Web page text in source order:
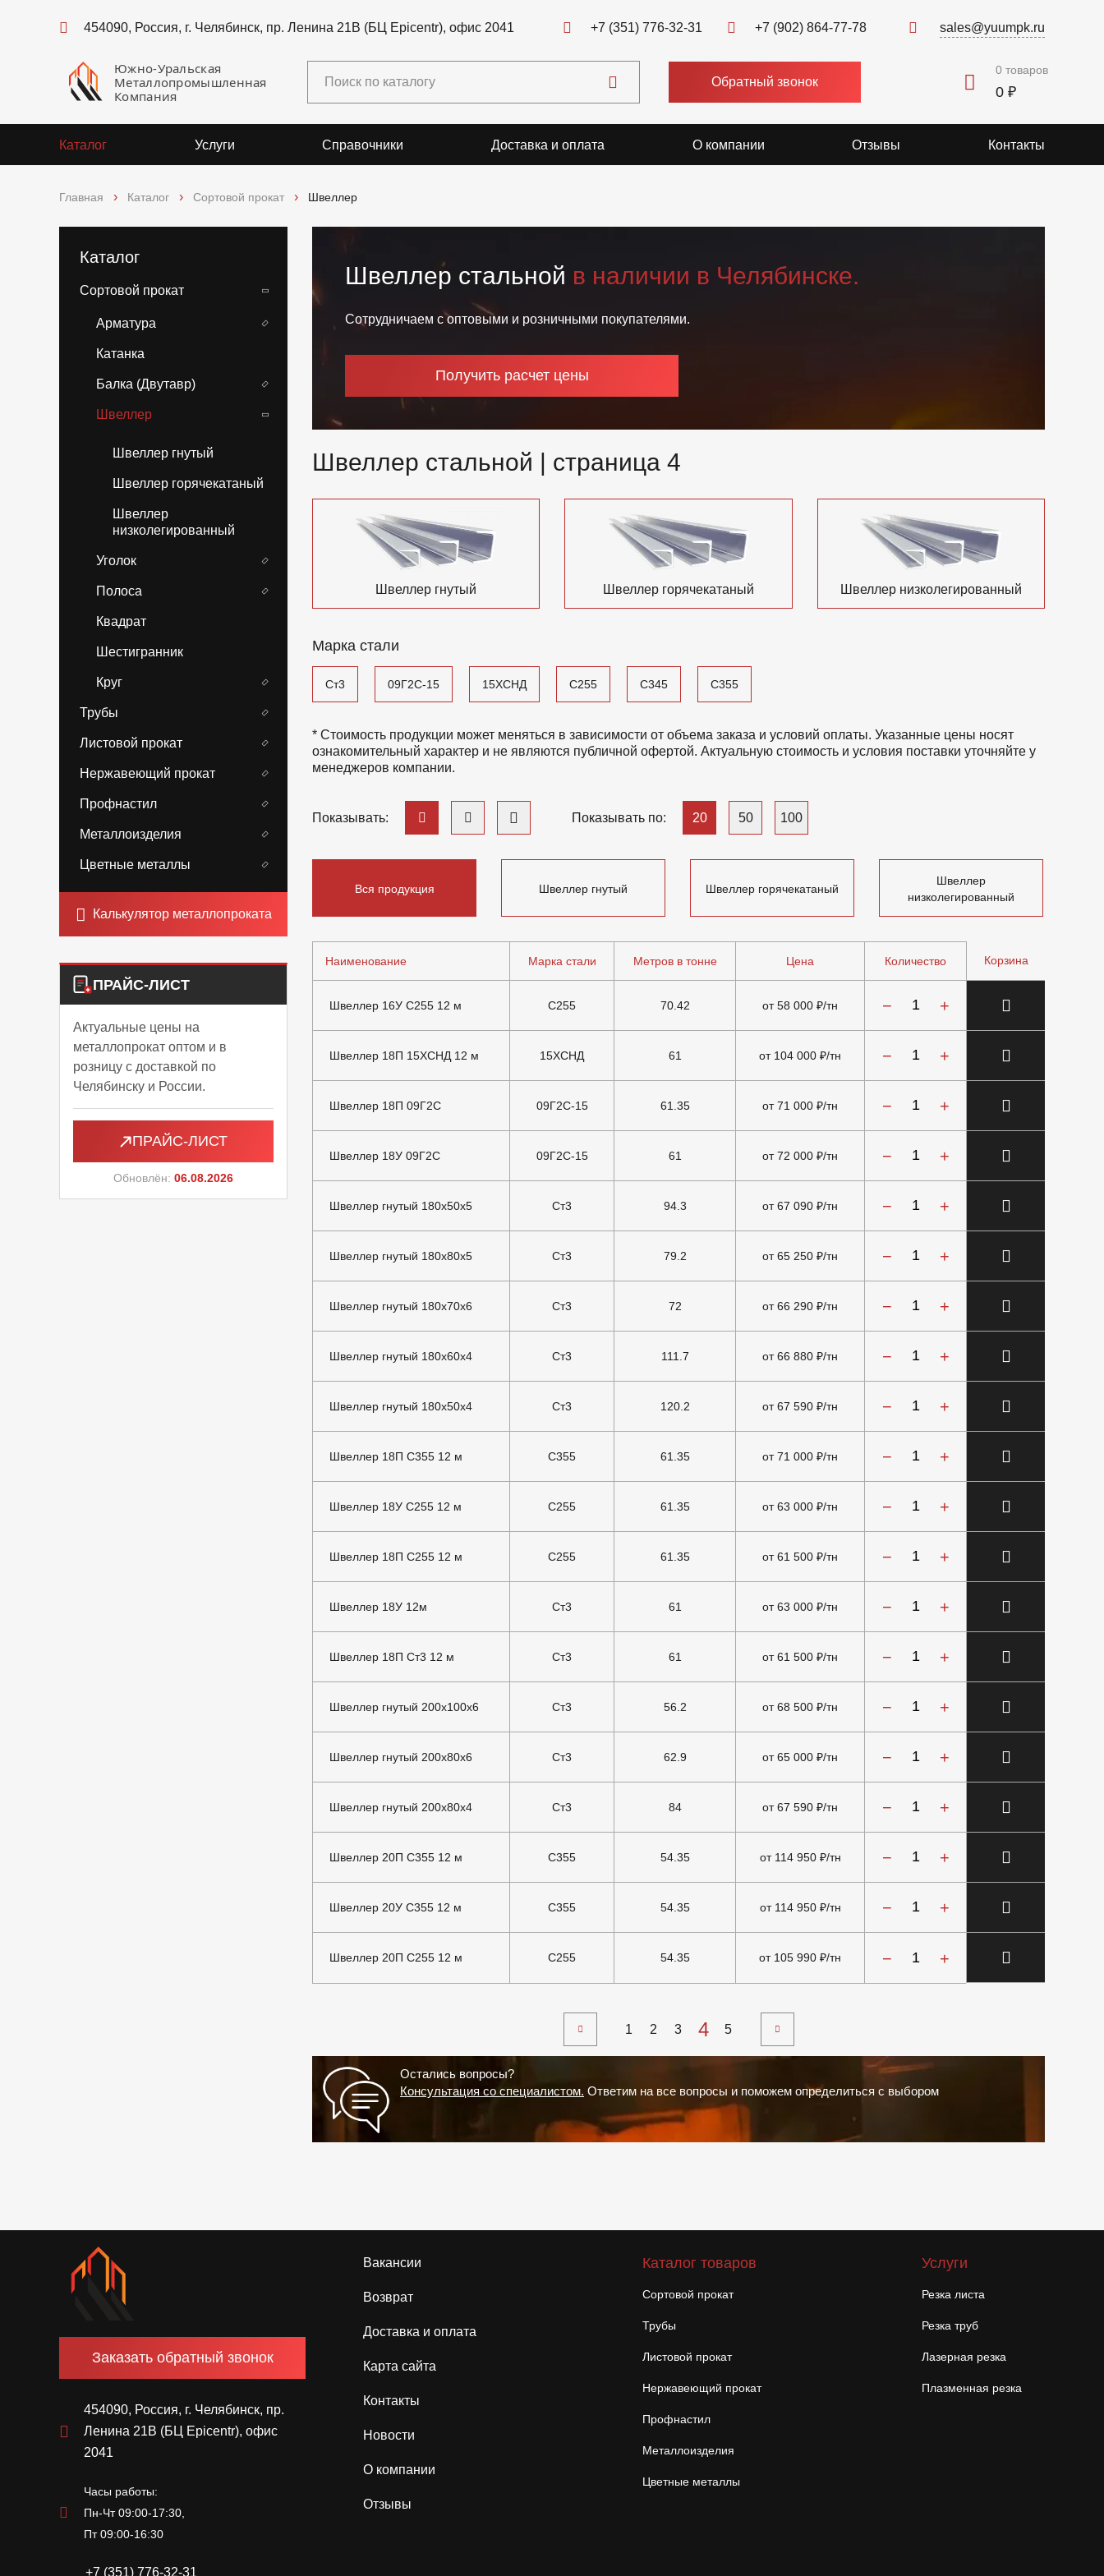
454090, Россия, г. Челябинск, пр. Ленина 21В (БЦ Epicentr), офис 2041 +7 (351) 776-32-31 +7 (902) 864-77-78 sales@yuumpk.ru
Южно-Уральская
Металлопромышленная
Компания
Обратный звонок
0 товаров
0 ₽
Каталог Услуги Справочники Доставка и оплата О компании Отзывы Контакты
Главная Каталог Сортовой прокат Швеллер
Каталог
Сортовой прокат
Арматура
Катанка
Балка (Двутавр)
Швеллер
Швеллер гнутый
Швеллер горячекатаный
Швеллер
низколегированный
Уголок
Полоса
Квадрат
Шестигранник
Круг
Трубы
Листовой прокат
Нержавеющий прокат
Профнастил
Металлоизделия
Цветные металлы
Калькулятор металлопроката
ПРАЙС-ЛИСТ
Актуальные цены на
металлопрокат оптом и в
розницу с доставкой по
Челябинску и России.
ПРАЙС-ЛИСТ
Обновлён: 06.08.2026
Швеллер стальной в наличии в Челябинске.
Сотрудничаем с оптовыми и розничными покупателями.
Получить расчет цены
Швеллер стальной | страница 4
Швеллер гнутый Швеллер горячекатаный Швеллер низколегированный
Марка стали
Ст3 09Г2С-15 15ХСНД С255 С345 С355
* Стоимость продукции может меняться в зависимости от объема заказа и условий оплаты. Указанные цены носят
ознакомительный характер и не являются публичной офертой. Актуальную стоимость и условия поставки уточняйте у
менеджеров компании.
Показывать: Показывать по: 20 50 100
Вся продукция Швеллер гнутый Швеллер горячекатаный
Швеллер
низколегированный
Наименование Марка стали Метров в тонне Цена Количество Корзина
Швеллер 16У С255 12 м С255 70.42 от 58 000 ₽/тн − +
Швеллер 18П 15ХСНД 12 м 15ХСНД 61 от 104 000 ₽/тн − +
Швеллер 18П 09Г2С 09Г2С-15 61.35 от 71 000 ₽/тн − +
Швеллер 18У 09Г2С 09Г2С-15 61 от 72 000 ₽/тн − +
Швеллер гнутый 180х50х5 Ст3 94.3 от 67 090 ₽/тн − +
Швеллер гнутый 180х80х5 Ст3 79.2 от 65 250 ₽/тн − +
Швеллер гнутый 180х70х6 Ст3 72 от 66 290 ₽/тн − +
Швеллер гнутый 180х60х4 Ст3 111.7 от 66 880 ₽/тн − +
Швеллер гнутый 180х50х4 Ст3 120.2 от 67 590 ₽/тн − +
Швеллер 18П С355 12 м С355 61.35 от 71 000 ₽/тн − +
Швеллер 18У С255 12 м С255 61.35 от 63 000 ₽/тн − +
Швеллер 18П С255 12 м С255 61.35 от 61 500 ₽/тн − +
Швеллер 18У 12м Ст3 61 от 63 000 ₽/тн − +
Швеллер 18П Ст3 12 м Ст3 61 от 61 500 ₽/тн − +
Швеллер гнутый 200х100х6 Ст3 56.2 от 68 500 ₽/тн − +
Швеллер гнутый 200х80х6 Ст3 62.9 от 65 000 ₽/тн − +
Швеллер гнутый 200х80х4 Ст3 84 от 67 590 ₽/тн − +
Швеллер 20П С355 12 м С355 54.35 от 114 950 ₽/тн − +
Швеллер 20У С355 12 м С355 54.35 от 114 950 ₽/тн − +
Швеллер 20П С255 12 м С255 54.35 от 105 990 ₽/тн − +
1 2 3 4 5
Остались вопросы?
Консультация со специалистом. Ответим на все вопросы и поможем определиться с выбором
Заказать обратный звонок
454090, Россия, г. Челябинск, пр.
Ленина 21В (БЦ Epicentr), офис
2041
Часы работы:
Пн-Чт 09:00-17:30,
Пт 09:00-16:30
+7 (351) 776-32-31
Вакансии
Возврат
Доставка и оплата
Карта сайта
Контакты
Новости
О компании
Отзывы
Каталог товаров
Сортовой прокат
Трубы
Листовой прокат
Нержавеющий прокат
Профнастил
Металлоизделия
Цветные металлы
Услуги
Резка листа
Резка труб
Лазерная резка
Плазменная резка